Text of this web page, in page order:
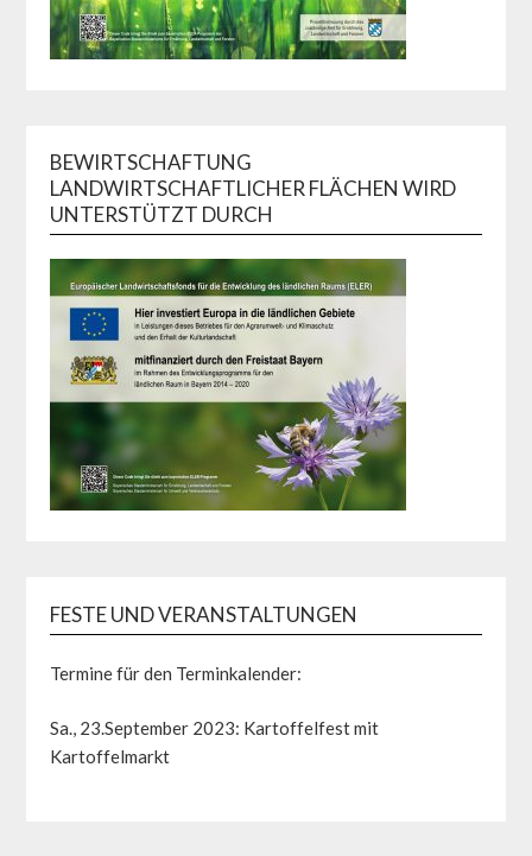
BEWIRTSCHAFTUNG
LANDWIRTSCHAFTLICHER FLÄCHEN WIRD
UNTERSTÜTZT DURCH
FESTE UND VERANSTALTUNGEN
Termine für den Terminkalender:
Sa., 23.September 2023: Kartoffelfest mit
Kartoffelmarkt